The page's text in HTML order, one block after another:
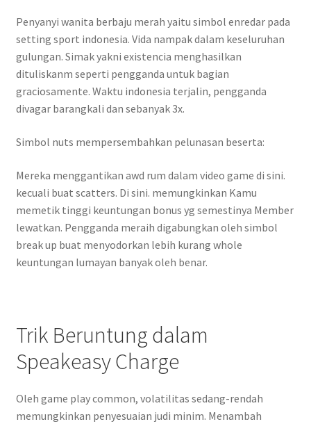
Penyanyi wanita berbaju merah yaitu simbol enredar pada
setting sport indonesia. Vida nampak dalam keseluruhan
gulungan. Simak yakni existencia menghasilkan
dituliskanm seperti pengganda untuk bagian
graciosamente. Waktu indonesia terjalin, pengganda
divagar barangkali dan sebanyak 3x.
Simbol nuts mempersembahkan pelunasan beserta:
Mereka menggantikan awd rum dalam video game di sini.
kecuali buat scatters. Di sini. memungkinkan Kamu
memetik tinggi keuntungan bonus yg semestinya Member
lewatkan. Pengganda meraih digabungkan oleh simbol
break up buat menyodorkan lebih kurang whole
keuntungan lumayan banyak oleh benar.
Trik Beruntung dalam
Speakeasy Charge
Oleh game play common, volatilitas sedang-rendah
memungkinkan penyesuaian judi minim. Menambah